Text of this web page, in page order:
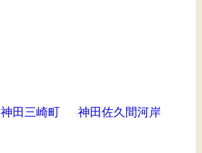
神田三崎町
神田佐久間河岸